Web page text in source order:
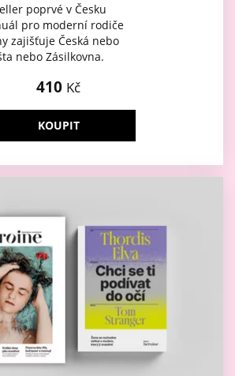
poprvé v Česku
pro moderní rodiče
zajišťuje Česká nebo
nebo Zásilkovna.
410 Kč
KOUPIT